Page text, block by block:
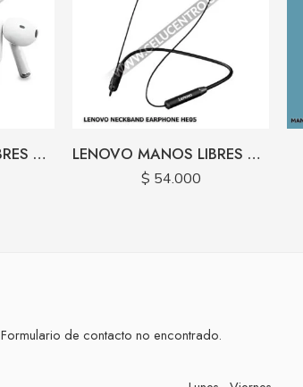
LENOVO MANOS LIBRES BLUETOOTH THINKPLUS LIVEPODS LP40 LENOVO MANOS LIBRES BLUETOOTH NECKBAND HE05
$ 54.000
Formulario de contacto no encontrado.